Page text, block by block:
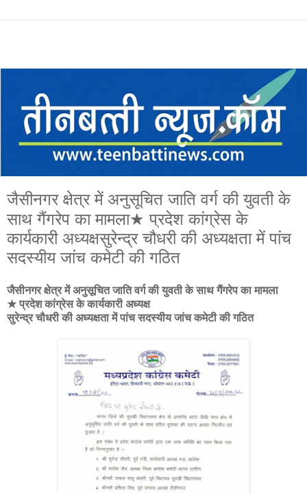
जैसीनगर क्षेत्र में अनुसूचित जाति वर्ग की युवती के
साथ गैंगरेप का मामला★ प्रदेश कांग्रेस के
कार्यकारी अध्यक्षसुरेन्द्र चौधरी की अध्यक्षता में पांच
सदस्यीय जांच कमेटी की गठित
जैसीनगर क्षेत्र में अनुसूचित जाति वर्ग की युवती के साथ गैंगरेप का मामला
★ प्रदेश कांग्रेस के कार्यकारी अध्यक्ष
सुरेन्द्र चौधरी की अध्यक्षता में पांच सदस्यीय जांच कमेटी की गठित